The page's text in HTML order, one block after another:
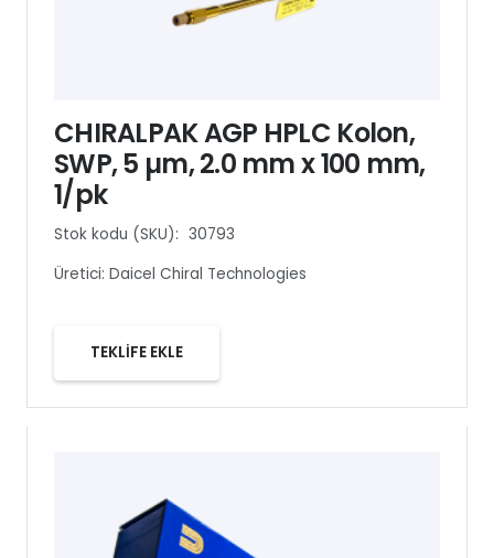
CHIRALPAK AGP HPLC Kolon,
SWP, 5 µm, 2.0 mm x 100 mm,
1/pk
Stok kodu (SKU): 30793
Üretici: Daicel Chiral Technologies
TEKLİFE EKLE